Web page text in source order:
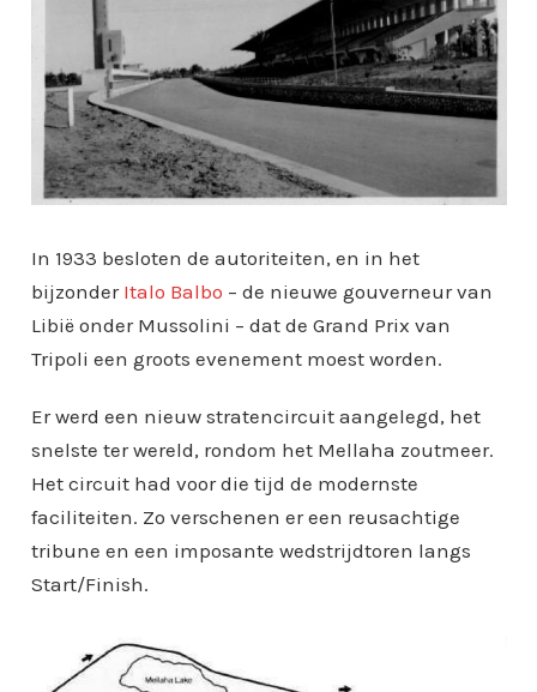
In 1933 besloten de autoriteiten, en in het
bijzonder Italo Balbo – de nieuwe gouverneur van
Libië onder Mussolini – dat de Grand Prix van
Tripoli een groots evenement moest worden.
Er werd een nieuw stratencircuit aangelegd, het
snelste ter wereld, rondom het Mellaha zoutmeer.
Het circuit had voor die tijd de modernste
faciliteiten. Zo verschenen er een reusachtige
tribune en een imposante wedstrijdtoren langs
Start/Finish.